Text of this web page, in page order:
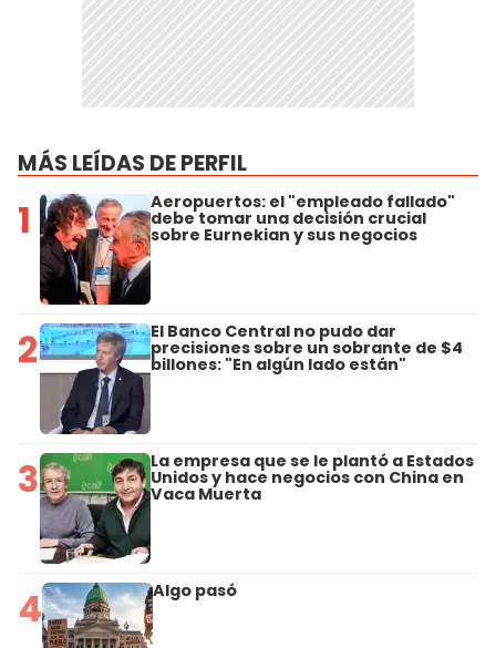
MÁS LEÍDAS DE PERFIL
1 Aeropuertos: el "empleado fallado"
debe tomar una decisión crucial
sobre Eurnekian y sus negocios
2 El Banco Central no pudo dar
precisiones sobre un sobrante de $4
billones: "En algún lado están"
3 La empresa que se le plantó a Estados
Unidos y hace negocios con China en
Vaca Muerta
4 Algo pasó